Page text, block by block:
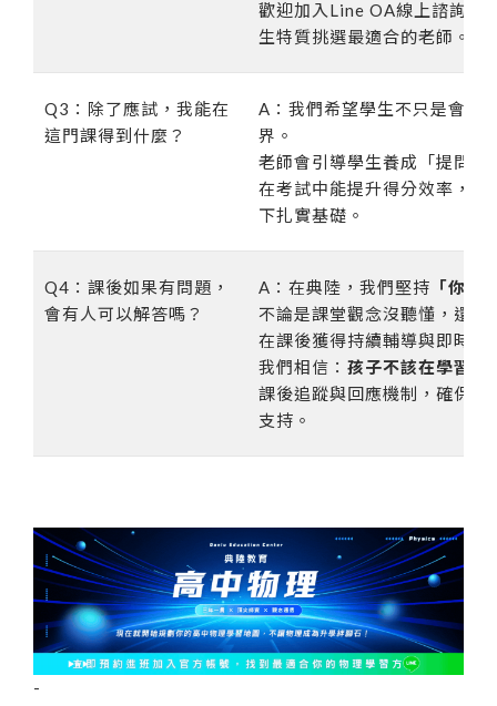
歡迎加入Line OA線上諮詢，
生特質挑選最適合的老師。
Q3：除了應試，我能在
這門課得到什麼？
A：我們希望學生不只是會算
界。
老師會引導學生養成「提問
在考試中能提升得分效率，
下扎實基礎。
Q4：課後如果有問題，
會有人可以解答嗎？
A：在典陸，我們堅持 「你一
不論是課堂觀念沒聽懂，還
在課後獲得持續輔導與即時解
我們相信： 孩子不該在學習路
課後追蹤與回應機制，確保
支持。
-